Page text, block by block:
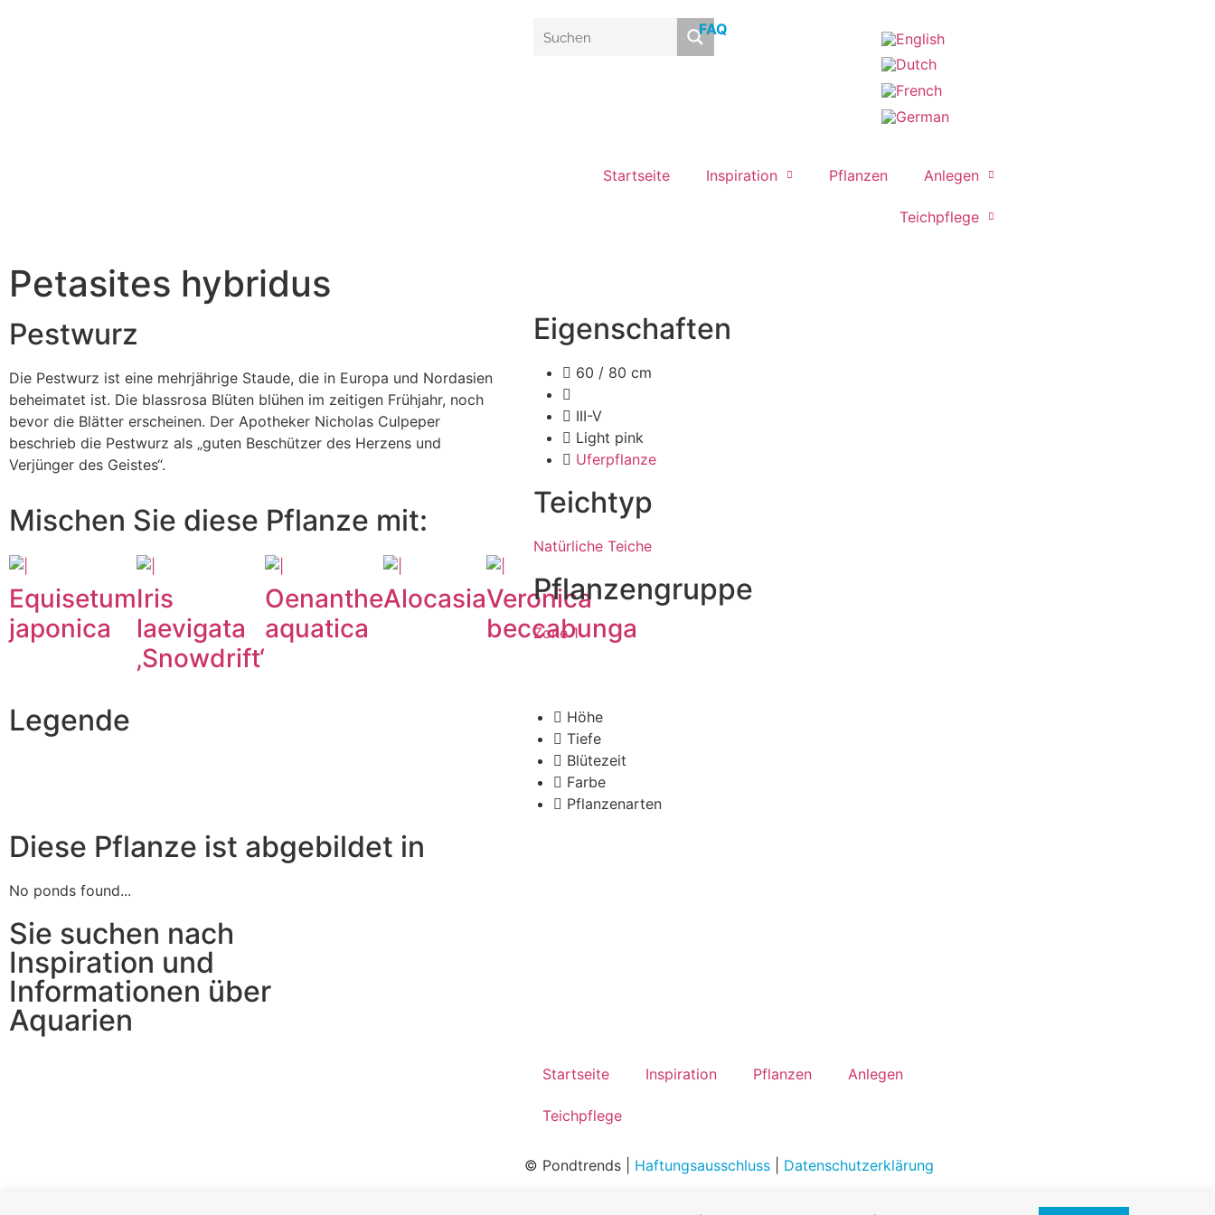
FAQ
Startseite Inspiration Pflanzen Anlegen
Teichpflege
Petasites hybridus
Pestwurz
Die Pestwurz ist eine mehrjährige Staude, die in Europa und Nordasien
beheimatet ist. Die blassrosa Blüten blühen im zeitigen Frühjahr, noch
bevor die Blätter erscheinen. Der Apotheker Nicholas Culpeper
beschrieb die Pestwurz als „guten Beschützer des Herzens und
Verjünger des Geistes“.
Mischen Sie diese Pflanze mit:
Equisetum
japonica
Iris
laevigata
‚Snowdrift‘
Oenanthe
aquatica
AlocasiaVeronica
beccabunga
Eigenschaften
60 / 80 cm
III-V
Light pink
Uferpflanze
Teichtyp
Natürliche Teiche
Pflanzengruppe
Zone 1
Legende
Höhe
Tiefe
Blütezeit
Farbe
Pflanzenarten
Diese Pflanze ist abgebildet in
No ponds found...
Sie suchen nach
Inspiration und
Informationen über
Aquarien
Startseite Inspiration Pflanzen Anlegen
Teichpflege
© Pondtrends | Haftungsausschluss Datenschutzerklärung